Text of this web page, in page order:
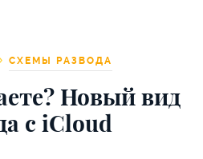
СХЕМЫ РАЗВОДА
Новый вид
с iCloud